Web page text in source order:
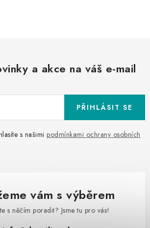
a akce na váš e-mail
s našimi podmínkami ochrany osobních
PŘIHLÁSIT SE
vám s výběrem
s něčím poradit? Jsme tu pro vás!